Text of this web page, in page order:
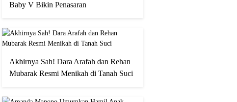
Baby V Bikin Penasaran
Akhirnya Sah! Dara Arafah dan Rehan
Mubarak Resmi Menikah di Tanah Suci